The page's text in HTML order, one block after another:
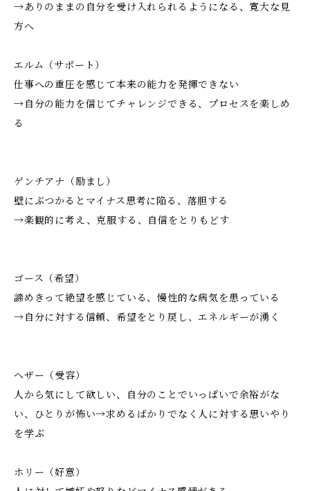
→ありのままの自分を受け入れられるようになる、寛大な見
方へ
エルム（サポート）
仕事への重圧を感じて本来の能力を発揮できない
→自分の能力を信じてチャレンジできる、プロセスを楽しめ
る
ゲンチアナ（励まし）
壁にぶつかるとマイナス思考に陥る、落胆する
→楽観的に考え、克服する、自信をとりもどす
ゴース（希望）
諦めきって絶望を感じている、慢性的な病気を患っている
→自分に対する信頼、希望をとり戻し、エネルギーが湧く
ヘザー（受容）
人から気にして欲しい、自分のことでいっぱいで余裕がな
い、ひとりが怖い→求めるばかりでなく人に対する思いやり
を学ぶ
ホリー（好意）